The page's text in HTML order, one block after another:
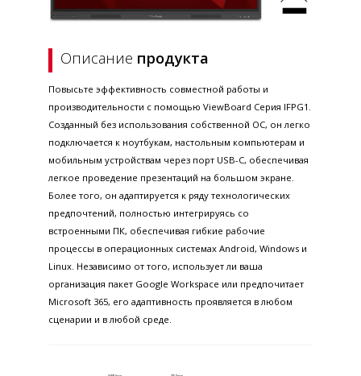
Описание продукта
Повысьте эффективность совместной работы и
производительности с помощью ViewBoard Серия IFPG1.
Созданный без использования собственной ОС, он легко
подключается к ноутбукам, настольным компьютерам и
мобильным устройствам через порт USB-C, обеспечивая
легкое проведение презентаций на большом экране.
Более того, он адаптируется к ряду технологических
предпочтений, полностью интегрируясь со
встроенными ПК, обеспечивая гибкие рабочие
процессы в операционных системах Android, Windows и
Linux. Независимо от того, использует ли ваша
организация пакет Google Workspace или предпочитает
Microsoft 365, его адаптивность проявляется в любом
сценарии и в любой среде.